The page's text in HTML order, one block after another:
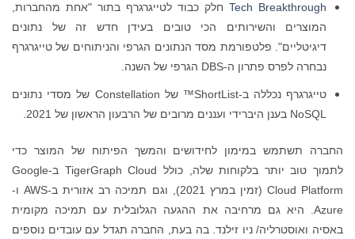
Tech Breakthroughחלק כבוד לטייגרגרף בתור "אחת מהחברות,
המוצרים והשירותים הכי טובים בעידן חדש זה של נתונים
דיגיטליים". פלטפורמת מסד הנתונים הגרפי והניתוחים של טייגרגרף
נבחרה לפרס פתרון ה-DBS הגרפי של השנה.
טייגרגרף נכללה ב-ShortList™ של Constellation של מסדי נתונים
NoSQL בענן היברידי ועננים מרובים של הרבעון הראשון של 2021.
החברה תשתמש במימון לחידושים והמשך הפיתוח של המוצר כדי
לתמוך טוב יותר בלקוחות שלה, כולל TigerGraph Cloud ב-Google
Cloud Platform (זמין במרץ 2021), וגם תמיכה רב אזורית ב-AWS ו-
Azure. היא גם מרחיבה את ההגעה הגלובלית עם תמיכה מקומית
באסיה ואוסטרליה/ ניו זילנד. בה בעת, החברה תגדל עם עובדים נוספים